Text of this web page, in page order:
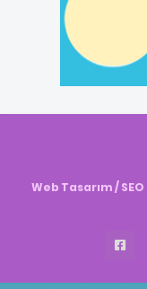
Web Tasarım / SEO